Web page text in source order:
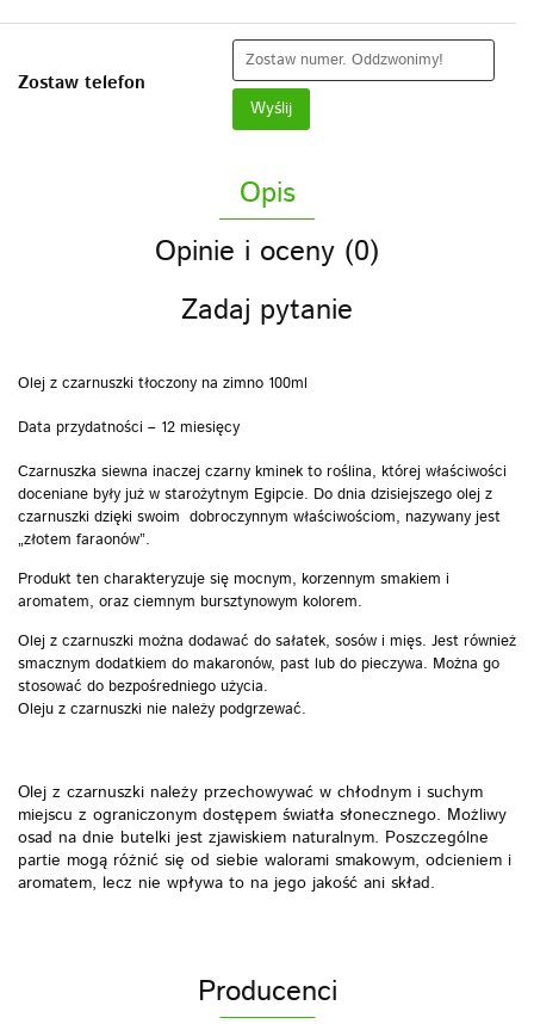
Zostaw telefon
Wyślij
Opis
Opinie i oceny (0)
Zadaj pytanie
Olej z czarnuszki tłoczony na zimno 100ml
Data przydatności – 12 miesięcy
Czarnuszka siewna inaczej czarny kminek to roślina, której właściwości
doceniane były już w starożytnym Egipcie. Do dnia dzisiejszego olej z
czarnuszki dzięki swoim dobroczynnym właściwościom, nazywany jest
„złotem faraonów”.
Produkt ten charakteryzuje się mocnym, korzennym smakiem i
aromatem, oraz ciemnym bursztynowym kolorem.
Olej z czarnuszki można dodawać do sałatek, sosów i mięs. Jest również
smacznym dodatkiem do makaronów, past lub do pieczywa. Można go
stosować do bezpośredniego użycia.
Oleju z czarnuszki nie należy podgrzewać.
Olej z czarnuszki należy przechowywać w chłodnym i suchym
miejscu z ograniczonym dostępem światła słonecznego. Możliwy
osad na dnie butelki jest zjawiskiem naturalnym. Poszczególne
partie mogą różnić się od siebie walorami smakowym, odcieniem i
aromatem, lecz nie wpływa to na jego jakość ani skład.
Producenci